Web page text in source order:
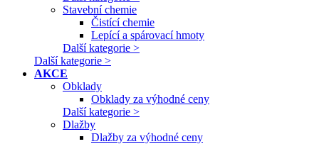
Stavební chemie
Čistící chemie
Lepící a spárovací hmoty
Další kategorie >
Další kategorie >
AKCE
Obklady
Obklady za výhodné ceny
Další kategorie >
Dlažby
Dlažby za výhodné ceny